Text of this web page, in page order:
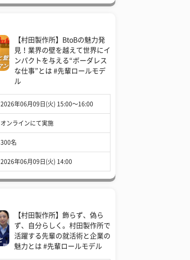
【村田製作所】BtoBの魅力発
見！業界の壁を越えて世界にイ
ンパクトを与える“ボーダレス
な仕事”とは #先輩ロールモデ
ル
2026年06月09日(火) 15:00〜16:00
オンラインにて実施
300名
2026年06月09日(火) 14:00
【村田製作所】飾らず、偽ら
ず、自分らしく。村田製作所で
活躍する先輩の就活術と企業の
魅力とは #先輩ロールモデル